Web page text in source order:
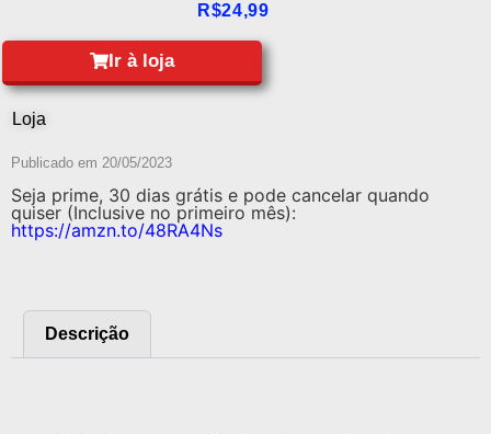
R$24,99
Ir à loja
Loja
Publicado em 20/05/2023
Seja prime, 30 dias grátis e pode cancelar quando
quiser (Inclusive no primeiro mês):
https://amzn.to/48RA4Ns
Descrição